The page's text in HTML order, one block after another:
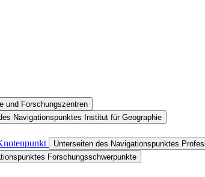
und Forschungszentren
Navigationspunktes Institut für Geographie
Unterseiten des Navigationspunktes
Forschungsschwerpunkte